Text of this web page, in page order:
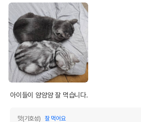
아이들이 얌얌얌 잘 먹습니다.
맛(기호성)
잘 먹어요